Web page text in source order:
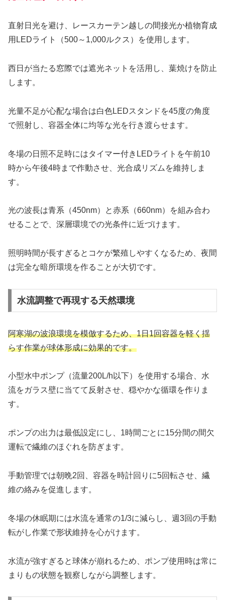
直射日光を避け、レースカーテン越しの間接光か植物育成
用LEDライト（500～1,000ルクス）を使用します。
西日が当たる窓際では遮光ネットを活用し、葉焼けを防止
します。
光量不足が心配な場合は白色LEDスタンドを45度の角度
で照射し、容器全体に均等な光を行き渡らせます。
冬場の日照不足時にはタイマー付きLEDライトを午前10
時から午後4時まで作動させ、光合成リズムを維持しま
す。
光の波長は青系（450nm）と赤系（660nm）を組み合わ
せることで、深層環境での光条件に近づけます。
照明時間が長すぎるとコケが繁殖しやすくなるため、夜間
は完全な暗所環境を作ることが大切です。
水流調整で再現する天然環境
阿寒湖の波浪環境を模倣するため、1日1回容器を軽く揺
らす作業が球体形成に効果的です。
小型水中ポンプ（流量200L/h以下）を使用する場合、水
流をガラス壁に当てて反射させ、穏やかな循環を作りま
す。
ポンプの出力は最低設定にし、1時間ごとに15分間の間欠
運転で繊維のほぐれを防ぎます。
手動管理では朝晩2回、容器を時計回りに5回転させ、繊
維の絡みを促進します。
冬場の休眠期には水流を通常の1/3に減らし、週3回の手動
転がし作業で形状維持を心がけます。
水流が強すぎると球体が崩れるため、ポンプ使用時は常に
まりもの状態を観察しながら調整します。